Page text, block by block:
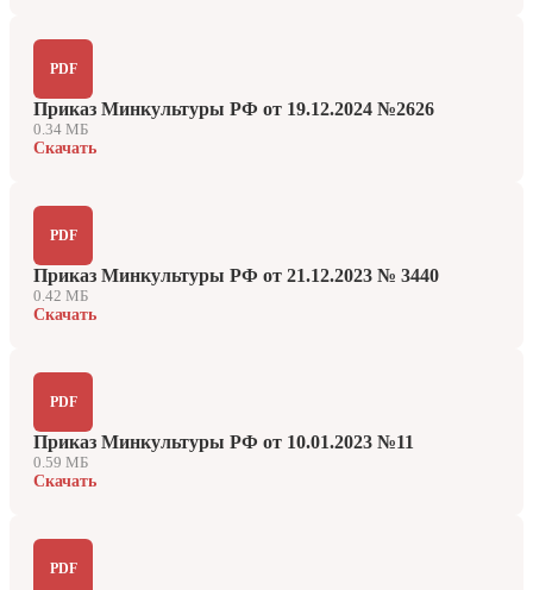
PDF
Приказ Минкультуры РФ от 19.12.2024 №2626
0.34 МБ
Скачать
PDF
Приказ Минкультуры РФ от 21.12.2023 № 3440
0.42 МБ
Скачать
PDF
Приказ Минкультуры РФ от 10.01.2023 №11
0.59 МБ
Скачать
PDF